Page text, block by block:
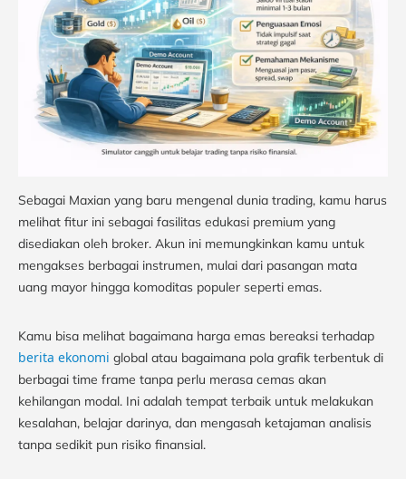
Sebagai Maxian yang baru mengenal dunia trading, kamu harus
melihat fitur ini sebagai fasilitas edukasi premium yang
disediakan oleh broker. Akun ini memungkinkan kamu untuk
mengakses berbagai instrumen, mulai dari pasangan mata
uang mayor hingga komoditas populer seperti emas.
Kamu bisa melihat bagaimana harga emas bereaksi terhadap
berita ekonomi global atau bagaimana pola grafik terbentuk di
berbagai time frame tanpa perlu merasa cemas akan
kehilangan modal. Ini adalah tempat terbaik untuk melakukan
kesalahan, belajar darinya, dan mengasah ketajaman analisis
tanpa sedikit pun risiko finansial.